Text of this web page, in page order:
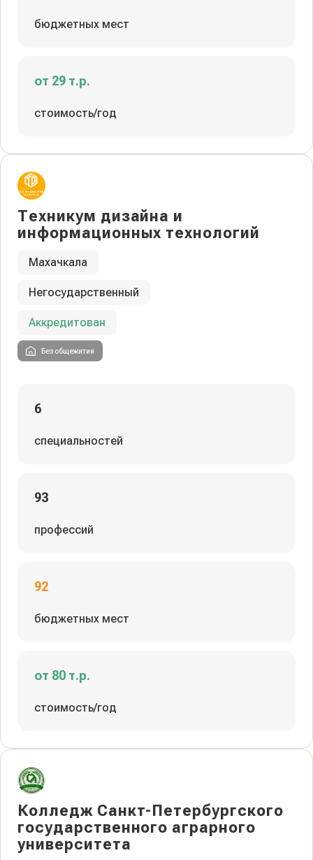
бюджетных мест
от 29 т.р.
стоимость/год
Техникум дизайна и
информационных технологий
Махачкала
Негосударственный
Аккредитован
Без общежития
6
специальностей
93
профессий
92
бюджетных мест
от 80 т.р.
стоимость/год
Колледж Санкт-Петербургского
государственного аграрного
университета